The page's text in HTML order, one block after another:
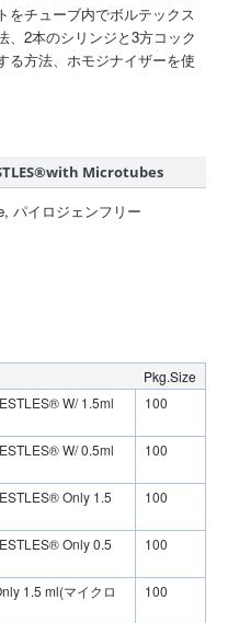
をチューブ内でボルテックス
、2本のシリンジと3方コック
る方法、ホモジナイザーを使
Microtubes
イロジェンフリー
Pkg.Size
W/ 1.5ml
100
W/ 0.5ml
100
Only 1.5
100
Only 0.5
100
1.5 ml(マイクロ
100